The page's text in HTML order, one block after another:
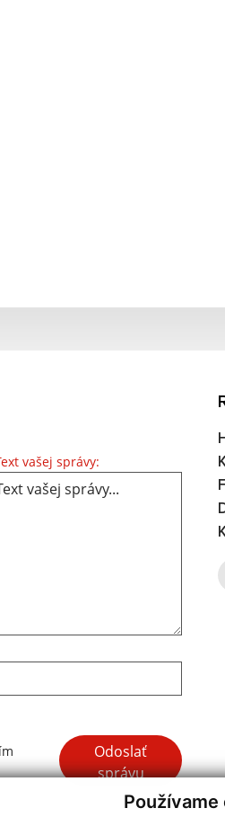
Používame
vašej správy: Text vašej správy...
Google reCaptcha
Odoslať
správu